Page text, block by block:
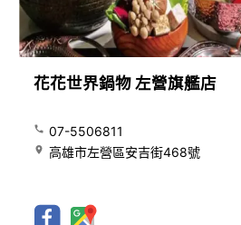
花花世界鍋物 左營旗艦店
07-5506811
高雄市左營區安吉街468號